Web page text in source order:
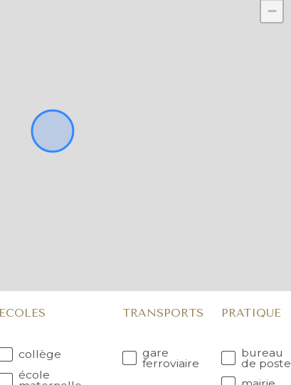
−
ECOLES
collège
école
TRANSPORTS
gare
ferroviaire
PRATIQUE
bureau
de poste